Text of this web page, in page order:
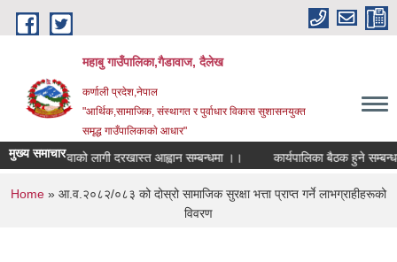
Skip to main content
महाबु गाउँपालिका,गैडावाज, दैलेख
कर्णाली प्रदेश,नेपाल
"आर्थिक,सामाजिक, संस्थागत र पुर्वाधार विकास सुशासनयुक्त
समृद्ध गाउँपालिकाकाे आधार"
मुख्य समाचार
शिक्षक सरुवाको लागी दरखास्त आह्वान सम्बन्धमा ।। कार्यपालिका बैठक हुने सम्बन्धमा
You are here
Home » आ.व.२०८२/०८३ को दोस्रो सामाजिक सुरक्षा भत्ता प्राप्त गर्ने लाभग्राहीहरूको
विवरण